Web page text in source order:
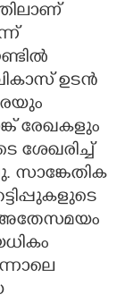
ഉടൻ
രേഖകളും
ശേഖരിച്ച്
സാങ്കേതിക
അതേസമയം